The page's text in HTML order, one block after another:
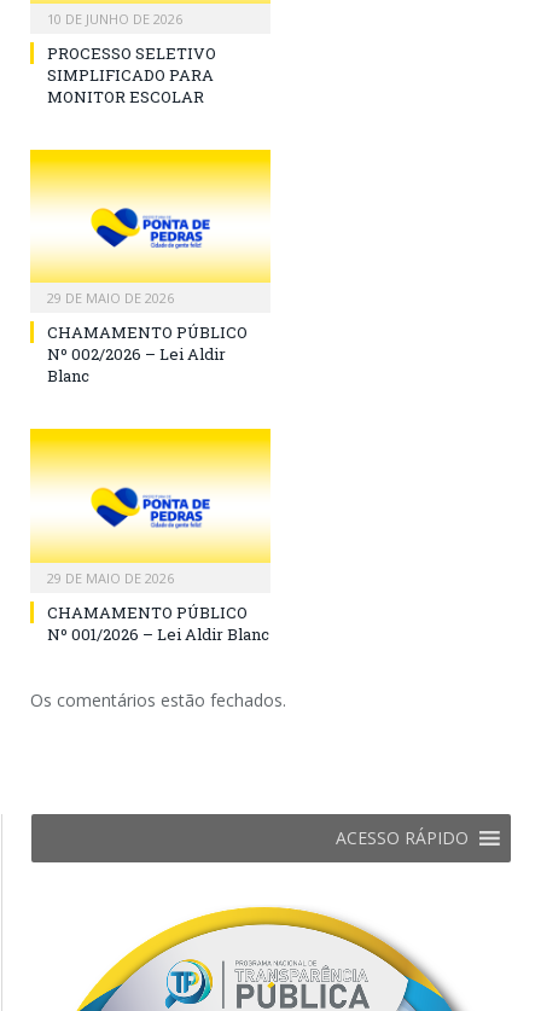
10 DE JUNHO DE 2026
PROCESSO SELETIVO
SIMPLIFICADO PARA
MONITOR ESCOLAR
29 DE MAIO DE 2026
CHAMAMENTO PÚBLICO
Nº 002/2026 – Lei Aldir
Blanc
29 DE MAIO DE 2026
CHAMAMENTO PÚBLICO
Nº 001/2026 – Lei Aldir Blanc
Os comentários estão fechados.
ACESSO RÁPIDO